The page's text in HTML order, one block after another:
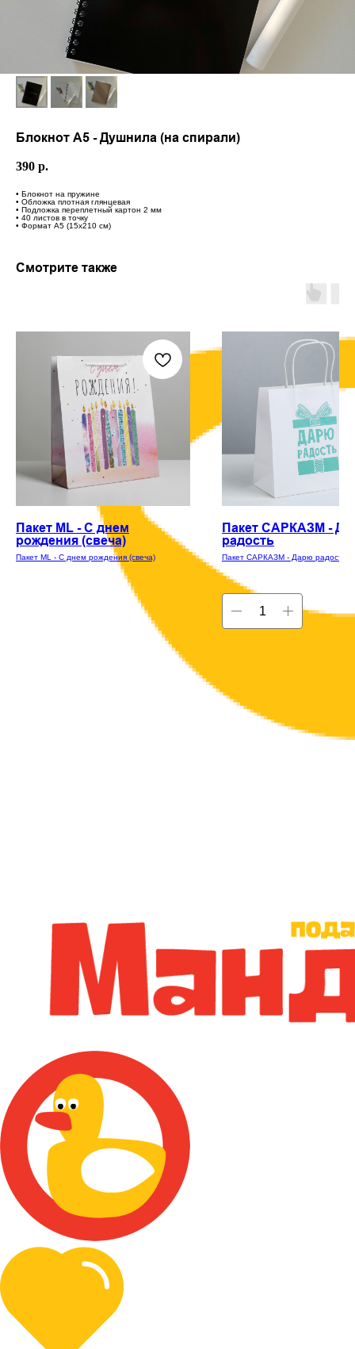
Блокнот А5 - Душнила (на спирали)
390 р.
• Блокнот на пружине
• Обложка плотная глянцевая
• Подложка переплетный картон 2 мм
• 40 листов в точку
• Формат А5 (15х210 см)
Смотрите также
Пакет ML - С днем
рождения (свеча)
Пакет ML - С днем рождения (свеча)
Пакет САРКАЗМ -
радость
Пакет САРКАЗМ - Дарю радость